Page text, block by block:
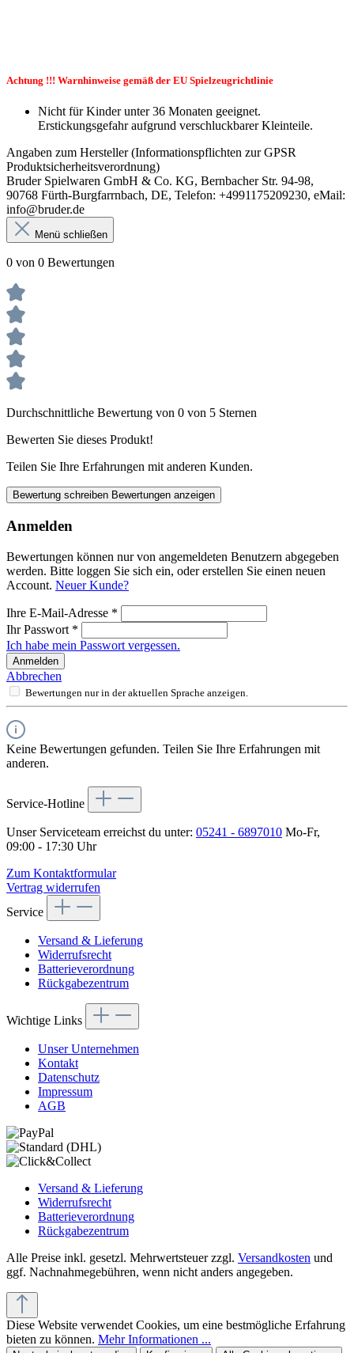
Achtung !!! Warnhinweise gemäß der EU Spielzeugrichtlinie
Nicht für Kinder unter 36 Monaten geeignet.
Erstickungsgefahr aufgrund verschluckbarer Kleinteile.
Angaben zum Hersteller (Informationspflichten zur GPSR
Produktsicherheitsverordnung)
Bruder Spielwaren GmbH & Co. KG, Bernbacher Str. 94-98,
90768 Fürth-Burgfarrnbach, DE, Telefon: +4991175209230, eMail:
info@bruder.de
Menü schließen
0 von 0 Bewertungen
Durchschnittliche Bewertung von 0 von 5 Sternen
Bewerten Sie dieses Produkt!
Teilen Sie Ihre Erfahrungen mit anderen Kunden.
Bewertung schreiben Bewertungen anzeigen
Anmelden
Bewertungen können nur von angemeldeten Benutzern abgegeben
werden. Bitte loggen Sie sich ein, oder erstellen Sie einen neuen
Account. Neuer Kunde?
Ihre E-Mail-Adresse *
Ihr Passwort *
Ich habe mein Passwort vergessen.
Anmelden
Abbrechen
Bewertungen nur in der aktuellen Sprache anzeigen.
Keine Bewertungen gefunden. Teilen Sie Ihre Erfahrungen mit
anderen.
Service-Hotline
Unser Serviceteam erreichst du unter: 05241 - 6897010 Mo-Fr,
09:00 - 17:30 Uhr
Zum Kontaktformular
Vertrag widerrufen
Service
Versand & Lieferung
Widerrufsrecht
Batterieverordnung
Rückgabezentrum
Wichtige Links
Unser Unternehmen
Kontakt
Datenschutz
Impressum
AGB
Versand & Lieferung
Widerrufsrecht
Batterieverordnung
Rückgabezentrum
Alle Preise inkl. gesetzl. Mehrwertsteuer zzgl. Versandkosten und
ggf. Nachnahmegebühren, wenn nicht anders angegeben.
Diese Website verwendet Cookies, um eine bestmögliche Erfahrung
bieten zu können. Mehr Informationen ...